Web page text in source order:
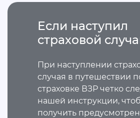
Если наступил
страховой
При наступлении
случая в путешествии
страховке ВЗР четко
нашей инструкции,
получить